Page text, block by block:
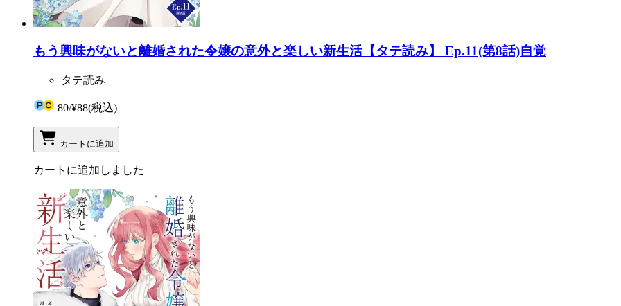
もう興味がないと離婚された令嬢の意外と楽しい新生活【タテ読み】 Ep.11(第8話)自覚
タテ読み
80/¥88(税込)
カートに追加
カートに追加しました